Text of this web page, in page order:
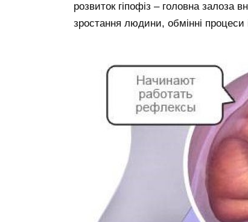
розвиток гіпофіз – головна залоза
зростання людини, обмінні процеси